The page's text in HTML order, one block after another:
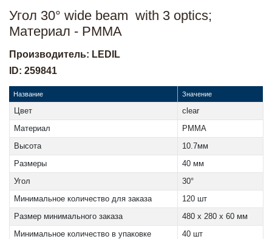
Угол 30° wide beam with 3 optics;
Материал - PMMA
Производитель: LEDIL
ID: 259841
Название Значение
Цвет
clear
Материал
PMMA
Высота
10.7мм
Размеры
40 мм
Угол
30°
Минимальное количество для заказа
120 шт
Размер минимального заказа
480 x 280 x 60 мм
Минимальное количество в упаковке
40 шт